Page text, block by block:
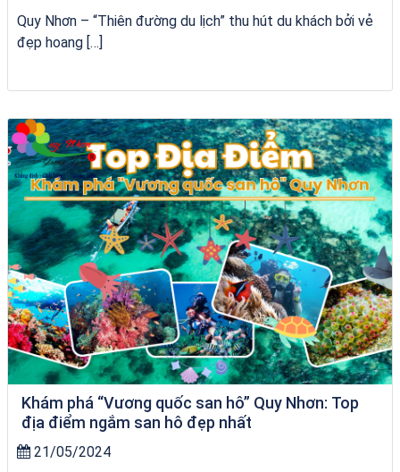
Quy Nhơn – “Thiên đường du lịch” thu hút du khách bởi vẻ
đẹp hoang […]
Tour Gia Lai Quy Nhơn
Khám phá “Vương quốc san hô” Quy Nhơn: Top
địa điểm ngắm san hô đẹp nhất
21/05/2024